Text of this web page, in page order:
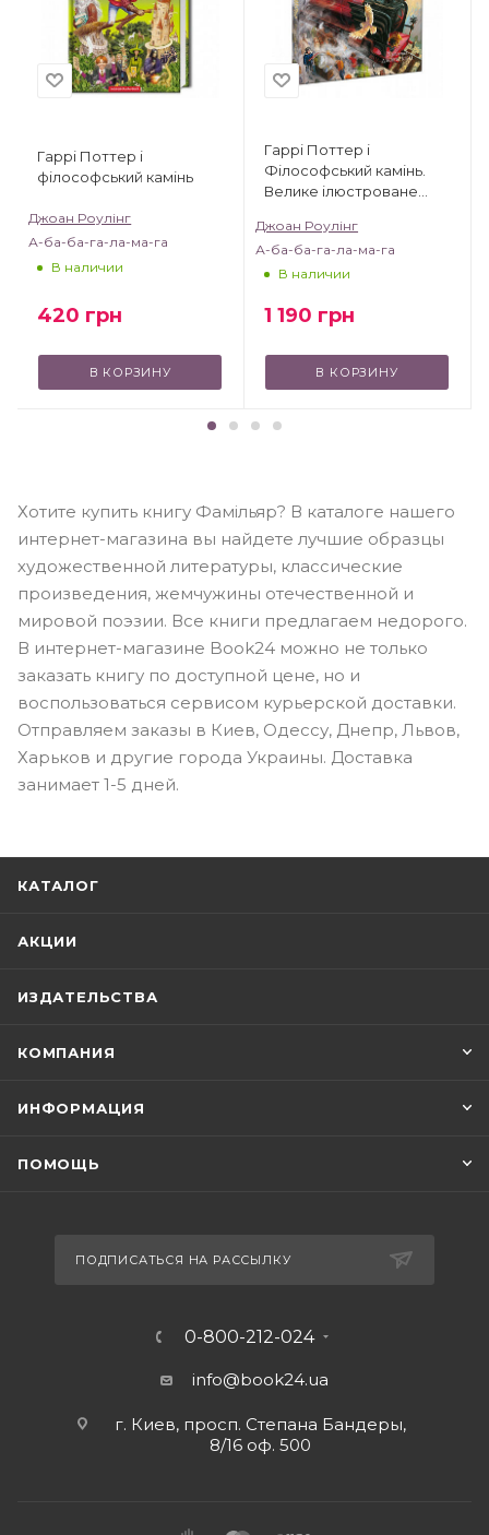
Гаррі Поттер і
філософський камінь
Джоан Роулінг
А-ба-ба-га-ла-ма-га
В наличии
420 грн
В КОРЗИНУ
Гаррі Поттер і
Філософський камінь.
Велике ілюстроване
Джоан Роулінг
А-ба-ба-га-ла-ма-га
В наличии
1 190 грн
В КОРЗИНУ
Хотите купить книгу Фамільяр? В каталоге нашего
интернет-магазина вы найдете лучшие образцы
художественной литературы, классические
произведения, жемчужины отечественной и
мировой поэзии. Все книги предлагаем недорого.
В интернет-магазине Book24 можно не только
заказать книгу по доступной цене, но и
воспользоваться сервисом курьерской доставки.
Отправляем заказы в Киев, Одессу, Днепр, Львов,
Харьков и другие города Украины. Доставка
занимает 1-5 дней.
КАТАЛОГ
АКЦИИ
ИЗДАТЕЛЬСТВА
КОМПАНИЯ
ИНФОРМАЦИЯ
ПОМОЩЬ
ПОДПИСАТЬСЯ НА РАССЫЛКУ
0-800-212-024
info@book24.ua
г. Киев, просп. Степана Бандеры,
8/16 оф. 500